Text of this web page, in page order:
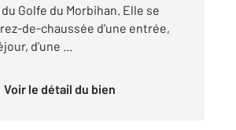
Golfe du Morbihan. Elle se
de-chaussée d'une entrée,
d'une ...
Voir le détail du bien